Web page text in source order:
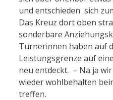
und entschieden sich
Das Kreuz dort oben
sonderbare
Turnerinnen haben auf
Leistungsgrenze auf
neu entdeckt. – Na ja
wieder wohlbehalten
treffen.